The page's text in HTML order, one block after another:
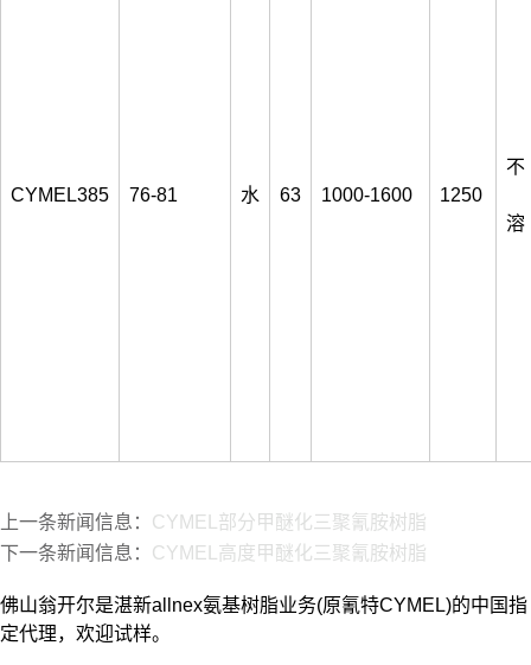
CYMEL385 76-81 水 63 1000-1600 1250
不
溶
上一条新闻信息： CYMEL部分甲醚化三聚氰胺树脂
下一条新闻信息： CYMEL高度甲醚化三聚氰胺树脂
佛山翁开尔是湛新allnex氨基树脂业务(原氰特CYMEL)的中国指
定代理，欢迎试样。